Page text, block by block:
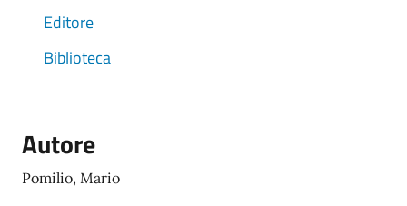
Editore
Biblioteca
Autore
Pomilio, Mario